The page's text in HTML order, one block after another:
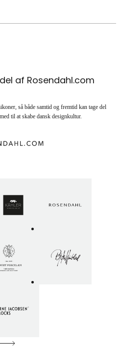
af Rosendahl.com
så både samtid og fremtid kan tage del
til at skabe dansk designkultur.